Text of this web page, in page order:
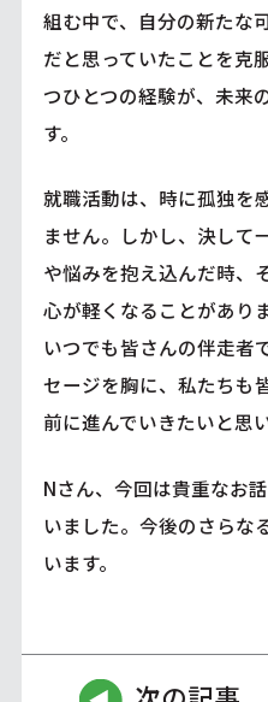
組む中で、自分の新たな
だと思っていたことを克
つひとつの経験が、未来
す。
就職活動は、時に孤独を
ません。しかし、決して
や悩みを抱え込んだ時、
心が軽くなることがあり
いつでも皆さんの伴走者
セージを胸に、私たちも
前に進んでいきたいと思い
Nさん、今回は貴重なお
いました。今後のさらな
います。